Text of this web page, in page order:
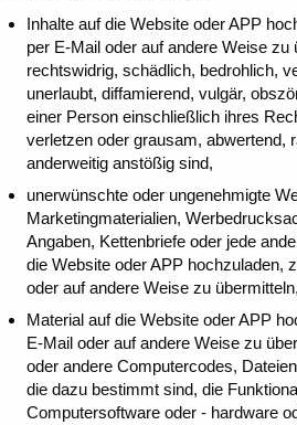
Inhalte auf die Website oder APP
per E-Mail oder auf andere Weise zu
rechtswidrig, schädlich, bedrohlich,
unerlaubt, diffamierend, vulgär,
einer Person einschließlich ihres
verletzen oder grausam, abwertend,
anderweitig anstößig sind,
unerwünschte oder ungenehmigte
Marketingmaterialien,
Angaben, Kettenbriefe oder jede
die Website oder APP hochzuladen,
oder auf andere Weise zu übermitteln,
Material auf die Website oder APP
E-Mail oder auf andere Weise zu
oder andere Computercodes,
die dazu bestimmt sind, die
Computersoftware oder - hardware